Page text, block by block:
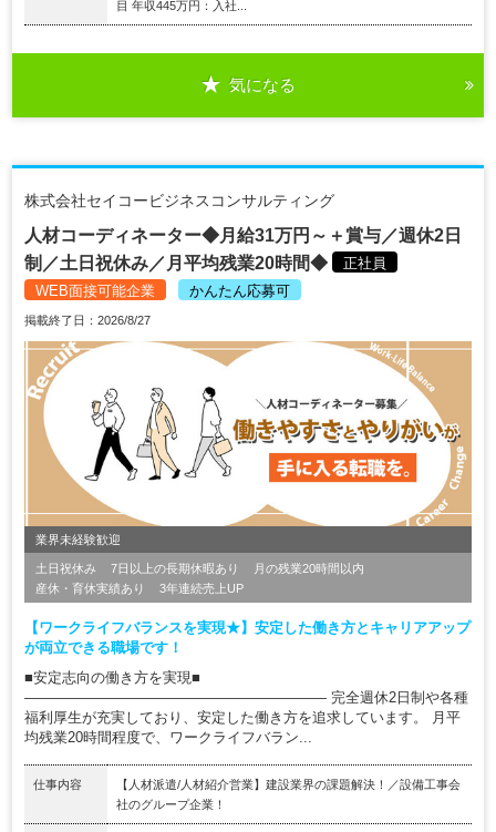
目 年収445万円：入社...
気になる
株式会社セイコービジネスコンサルティング
人材コーディネーター◆月給31万円～＋賞与／週休2日
制／土日祝休み／月平均残業20時間◆
正社員
WEB面接可能企業
かんたん応募可
掲載終了日：2026/8/27
業界未経験歓迎
土日祝休み 7日以上の長期休暇あり
月の残業20時間以内
産休・育休実績あり
3年連続売上UP
【ワークライフバランスを実現★】安定した働き方とキャリアアップ
が両立できる職場です！
■安定志向の働き方を実現■
――――――――――――――――――――― 完全週休2日制や各種
福利厚生が充実しており、安定した働き方を追求しています。 月平
均残業20時間程度で、ワークライフバラン...
仕事内容
【人材派遣/人材紹介営業】建設業界の課題解決！／設備工事会
社のグループ企業！